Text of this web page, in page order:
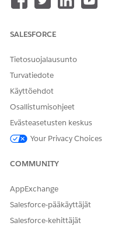
oikeassa sijainnissa
tekoälyyn perustuvia
verkkosivustosi eri
vierailijoiden
RATKAISIKO
Anna
SALESFORCE
Tietosuojalausunto
Turvatiedote
Käyttöehdot
Osallistumisohjeet
Evästeasetusten keskus
Your Privacy Choices
COMMUNITY
AppExchange
Salesforce-pääkäyttäjät
Salesforce-kehittäjät